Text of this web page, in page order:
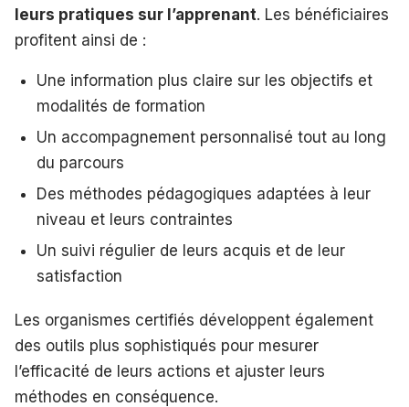
leurs pratiques sur l’apprenant. Les bénéficiaires
profitent ainsi de :
Une information plus claire sur les objectifs et
modalités de formation
Un accompagnement personnalisé tout au long
du parcours
Des méthodes pédagogiques adaptées à leur
niveau et leurs contraintes
Un suivi régulier de leurs acquis et de leur
satisfaction
Les organismes certifiés développent également
des outils plus sophistiqués pour mesurer
l’efficacité de leurs actions et ajuster leurs
méthodes en conséquence.